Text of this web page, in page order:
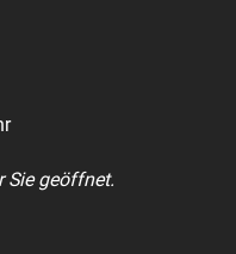
Sie geöffnet.